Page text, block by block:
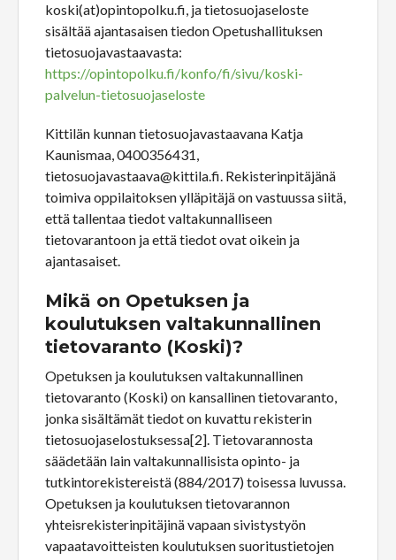
koski(at)opintopolku.fi, ja tietosuojaseloste
sisältää ajantasaisen tiedon Opetushallituksen
tietosuojavastaavasta:
https://opintopolku.fi/konfo/fi/sivu/koski-
palvelun-tietosuojaseloste
Kittilän kunnan tietosuojavastaavana Katja
Kaunismaa, 0400356431,
tietosuojavastaava@kittila.fi. Rekisterinpitäjänä
toimiva oppilaitoksen ylläpitäjä on vastuussa siitä,
että tallentaa tiedot valtakunnalliseen
tietovarantoon ja että tiedot ovat oikein ja
ajantasaiset.
Mikä on Opetuksen ja
koulutuksen valtakunnallinen
tietovaranto (Koski)?
Opetuksen ja koulutuksen valtakunnallinen
tietovaranto (Koski) on kansallinen tietovaranto,
jonka sisältämät tiedot on kuvattu rekisterin
tietosuojaselostuksessa[2]. Tietovarannosta
säädetään lain valtakunnallisista opinto- ja
tutkintorekistereistä (884/2017) toisessa luvussa.
Opetuksen ja koulutuksen tietovarannon
yhteisrekisterinpitäjinä vapaan sivistystyön
vapaatavoitteisten koulutuksen suoritustietojen